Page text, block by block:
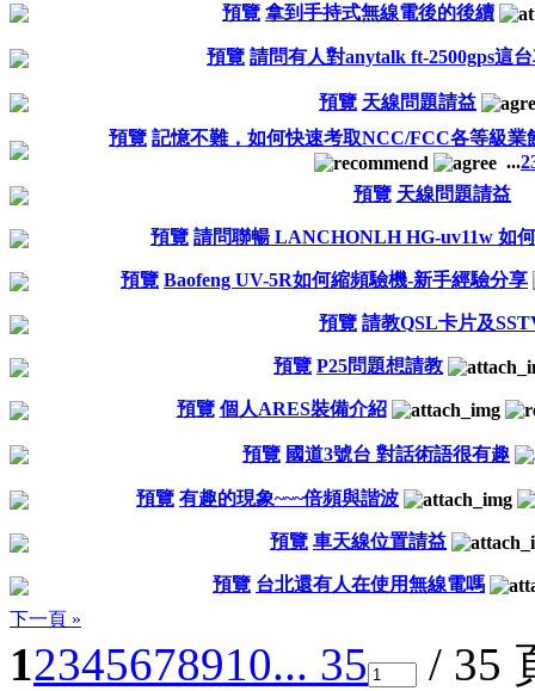
預覽 拿到手持式無線電後的後續
預覽 請問有人對anytalk ft-2500gps這
預覽 天線問題請益
預覽 記憶不難，如何快速考取NCC/FCC各等級業
...2
預覽 天線問題請益
預覽 請問聯暢 LANCHONLH HG-uv11w 如
預覽 Baofeng UV-5R如何縮頻驗機-新手經驗分享
預覽 請教QSL卡片及
預覽 P25問題想請教
預覽 個人ARES裝備介紹
預覽 國道3號台 對話術語很有趣
預覽 有趣的現象~~~倍頻與諧波
預覽 車天線位置請益
預覽 台北還有人在使用無線電嗎
下一頁 »
12345678910... 35 / 35